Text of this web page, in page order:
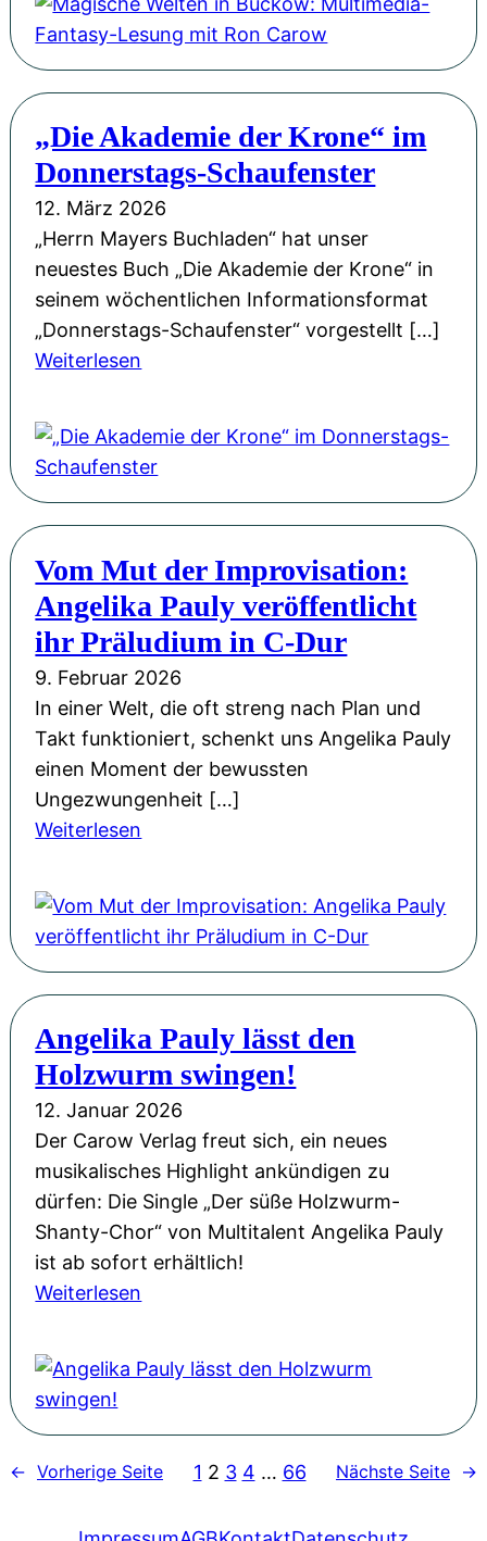
g
b
k
m
m
t
i
h
r
e
n
n
S
o
u
n
d
!
g
i
n
d
e
n
B
u
c
k
o
w
e
N
a
h
i
c
h
t
e
n
g
i
h
e
W
e
l
t
e
B
u
c
o
:
M
u
l
t
i
m
e
i
a
F
n
t
a
s
y
-
L
e
s
n
t
„Die Akademie der Krone“ im
Donnerstags-Schaufenster
12. März 2026
„Herrn Mayers Buchladen“ hat unser
neuestes Buch „Die Akademie der Krone“ in
seinem wöchentlichen Informationsformat
„Donnerstags-Schaufenster“ vorgestellt […]
Weiterlesen
i
e
a
d
e
m
e
r
K
o
n
e
“
i
m
D
o
n
n
e
r
s
t
g
c
Vom Mut der Improvisation:
Angelika Pauly veröffentlicht
ihr Präludium in C-Dur
9. Februar 2026
In einer Welt, die oft streng nach Plan und
Takt funktioniert, schenkt uns Angelika Pauly
einen Moment der bewussten
Ungezwungenheit […]
Weiterlesen
m
M
u
d
e
r
I
m
p
r
o
a
i
o
Angelika Pauly lässt den
Holzwurm swingen!
12. Januar 2026
Der Carow Verlag freut sich, ein neues
musikalisches Highlight ankündigen zu
dürfen: Die Single „Der süße Holzwurm-
Shanty-Chor“ von Multitalent Angelika Pauly
ist ab sofort erhältlich!
Weiterlesen
g
l
i
a
← Vorherige Seite 1 2 3 4 … 66 Nächste Seite →